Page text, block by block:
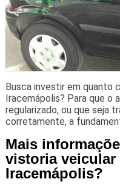
Busca investir em quanto
Iracemápolis? Para que o
regularizado, ou que seja
corretamente, a
Mais
vistoria veicular
Iracemápolis?